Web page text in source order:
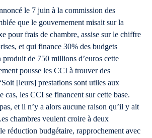
le 7 juin à la commission des
que le gouvernement misait sur la
pour frais de chambre, assise sur le chiffre
et qui finance 30% des budgets
de 750 millions d’euros cette
pousse les CCI à trouver des
[leurs] prestations sont utiles aux
cas, les CCI se financent sur cette base.
et il n’y a alors aucune raison qu’il y ait
chambres veulent croire à deux
réduction budgétaire, rapprochement avec